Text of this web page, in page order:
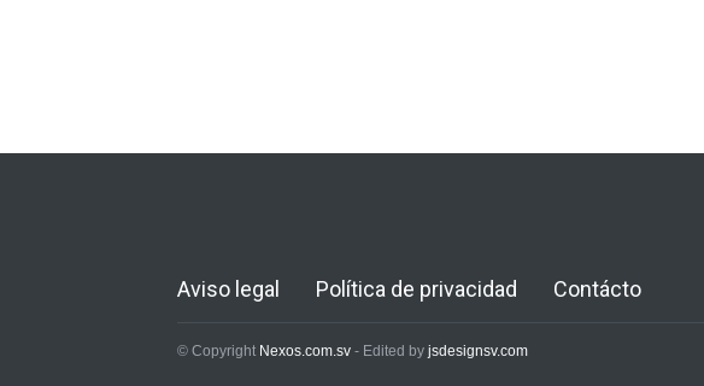
Aviso legal Política de privacidad Contácto
© Copyright Nexos.com.sv - Edited by jsdesignsv.com